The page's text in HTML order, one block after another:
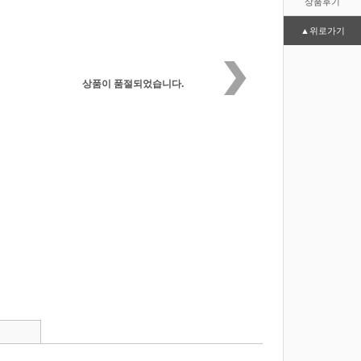
▲위로가기
상품이 품절되었습니다.